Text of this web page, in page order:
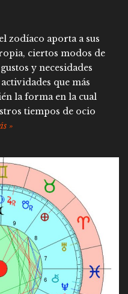
zodíaco aporta a sus
ciertos modos de
y necesidades
que más
la forma en la cual
tiempos de ocio
»